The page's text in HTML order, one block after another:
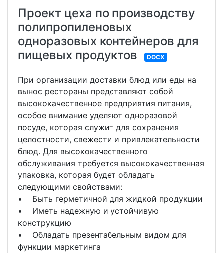
Проект цеха по производству
полипропиленовых
одноразовых контейнеров для
пищевых продуктов
DOCX
При организации доставки блюд или еды на
вынос рестораны представляют собой
высококачественное предприятия питания,
особое внимание уделяют одноразовой
посуде, которая служит для сохранения
целостности, свежести и привлекательности
блюд. Для высококачественного
обслуживания требуется высококачественная
упаковка, которая будет обладать
следующими свойствами:
• Быть герметичной для жидкой продукции
• Иметь надежную и устойчивую
конструкцию
• Обладать презентабельным видом для
функции маркетинга